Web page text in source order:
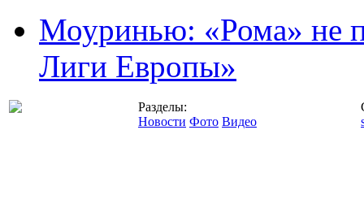
Моуринью: «Рома» не
Лиги Европы»
Разделы:
Новости Фото Видео